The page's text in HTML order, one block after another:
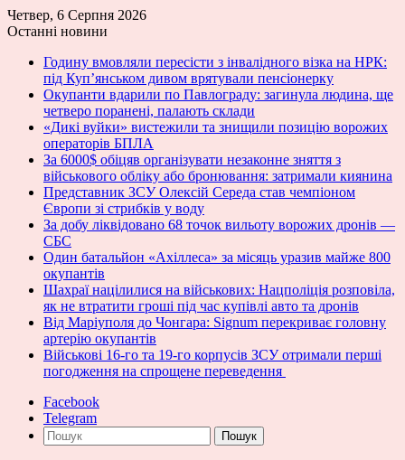
Четвер, 6 Серпня 2026
Останні новини
Годину вмовляли пересісти з інвалідного візка на НРК:
під Куп’янськом дивом врятували пенсіонерку
Окупанти вдарили по Павлограду: загинула людина, ще
четверо поранені, палають склади
«Дикі вуйки» вистежили та знищили позицію ворожих
операторів БПЛА
За 6000$ обіцяв організувати незаконне зняття з
військового обліку або бронювання: затримали киянина
Представник ЗСУ Олексій Середа став чемпіоном
Європи зі стрибків у воду
За добу ліквідовано 68 точок вильоту ворожих дронів —
СБС
Один батальйон «Ахіллеса» за місяць уразив майже 800
окупантів
Шахраї націлилися на військових: Нацполіція розповіла,
як не втратити гроші під час купівлі авто та дронів
Від Маріуполя до Чонгара: Signum перекриває головну
артерію окупантів
Військові 16-го та 19-го корпусів ЗСУ отримали перші
погодження на спрощене переведення
Facebook
Telegram
Пошук